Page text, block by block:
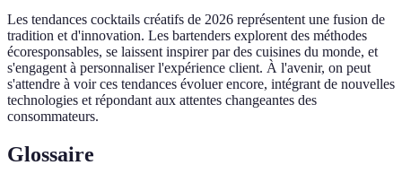
Les tendances cocktails créatifs de 2026 représentent une fusion de
tradition et d'innovation. Les bartenders explorent des méthodes
écoresponsables, se laissent inspirer par des cuisines du monde, et
s'engagent à personnaliser l'expérience client. À l'avenir, on peut
s'attendre à voir ces tendances évoluer encore, intégrant de nouvelles
technologies et répondant aux attentes changeantes des
consommateurs.
Glossaire